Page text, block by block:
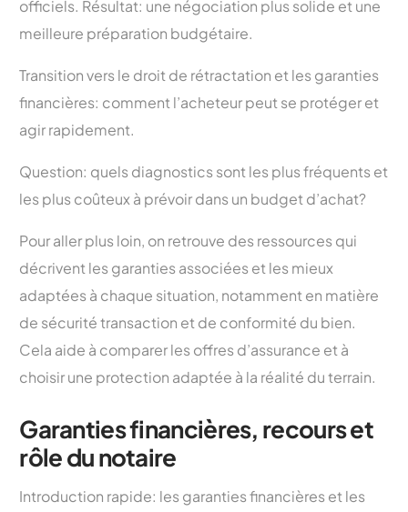
officiels. Résultat: une négociation plus solide et une
meilleure préparation budgétaire.
Transition vers le droit de rétractation et les garanties
financières: comment l’acheteur peut se protéger et
agir rapidement.
Question: quels diagnostics sont les plus fréquents et
les plus coûteux à prévoir dans un budget d’achat?
Pour aller plus loin, on retrouve des ressources qui
décrivent les garanties associées et les mieux
adaptées à chaque situation, notamment en matière
de sécurité transaction et de conformité du bien.
Cela aide à comparer les offres d’assurance et à
choisir une protection adaptée à la réalité du terrain.
Garanties financières, recours et
rôle du notaire
Introduction rapide: les garanties financières et les